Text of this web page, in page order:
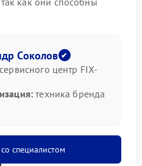
дополнительными
звуков;
техники.
Соколов
центр FIX-
техника бренда
специалистом